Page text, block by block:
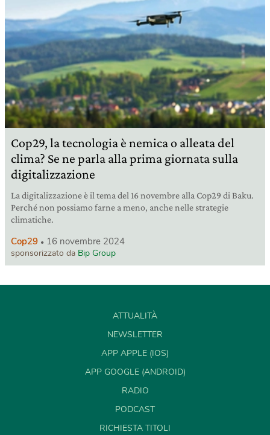
Cop29, la tecnologia è nemica o alleata del
clima? Se ne parla alla prima giornata sulla
digitalizzazione
La digitalizzazione è il tema del 16 novembre alla Cop29 di Baku.
Perché non possiamo farne a meno, anche nelle strategie
climatiche.
Cop29 16 novembre 2024
sponsorizzato da Bip Group
ATTUALITÀ
NEWSLETTER
APP APPLE (IOS)
APP GOOGLE (ANDROID)
RADIO
PODCAST
RICHIESTA TITOLI